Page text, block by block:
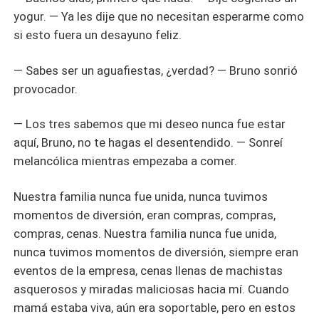
yogur. — Ya les dije que no necesitan esperarme como
si esto fuera un desayuno feliz.
— Sabes ser un aguafiestas, ¿verdad? — Bruno sonrió
provocador.
— Los tres sabemos que mi deseo nunca fue estar
aquí, Bruno, no te hagas el desentendido. — Sonreí
melancólica mientras empezaba a comer.
Nuestra familia nunca fue unida, nunca tuvimos
momentos de diversión, eran compras, compras,
compras, cenas. Nuestra familia nunca fue unida,
nunca tuvimos momentos de diversión, siempre eran
eventos de la empresa, cenas llenas de machistas
asquerosos y miradas maliciosas hacia mí. Cuando
mamá estaba viva, aún era soportable, pero en estos